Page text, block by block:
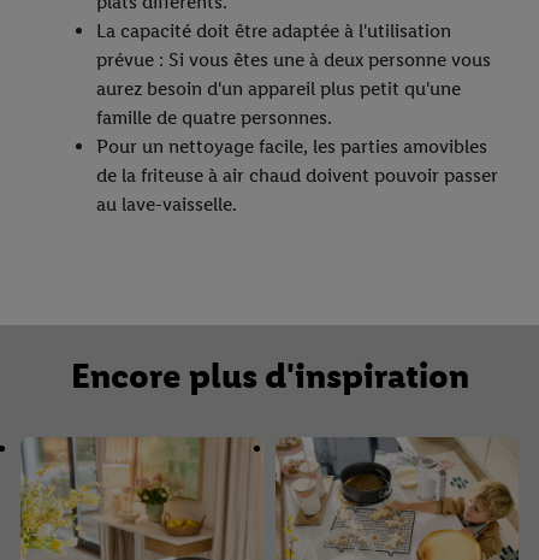
La capacité doit être adaptée à l'utilisation
prévue : Si vous êtes une à deux personne vous
aurez besoin d'un appareil plus petit qu'une
famille de quatre personnes.
Pour un nettoyage facile, les parties amovibles
de la friteuse à air chaud doivent pouvoir passer
au lave-vaisselle.
Encore plus d'inspiration
consentement à tout moment avec effet pour l’avenir, dans
déclaration de confidentialité.Pour consulter les
mentions légales, c’est ici.